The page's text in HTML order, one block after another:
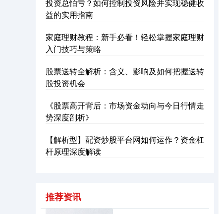
投资总怕亏？如何控制投资风险并实现稳健收
益的实用指南
家庭理财教程：新手必看！轻松掌握家庭理财
入门技巧与策略
股票送转全解析：含义、影响及如何把握送转
股投资机会
《股票高开背后：市场资金动向与今日行情走
势深度剖析》
【解析型】配资炒股平台网如何运作？资金杠
杆原理深度解读
推荐资讯